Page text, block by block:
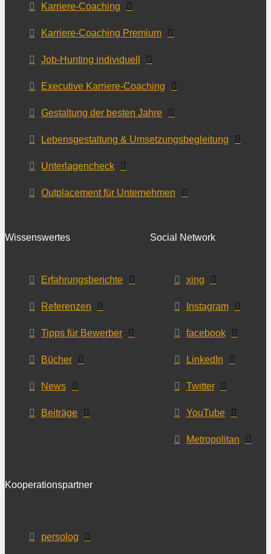
Karriere-Coaching
Karriere-Coaching Premium
Job-Hunting individuell
Executive Karriere-Coaching
Gestaltung der besten Jahre
Lebensgestaltung & Umsetzungsbegleitung
Unterlagencheck
Outplacement für Unternehmen
Wissenswertes
Erfahrungsberichte
Referenzen
Tipps für Bewerber
Bücher
News
Beiträge
Social Network
xing
Instagram
facebook
LinkedIn
Twitter
YouTube
Metropolitan
Kooperationspartner
persolog